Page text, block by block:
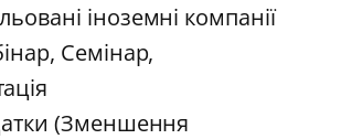
іноземні компанії
Семінар,
(Зменшення